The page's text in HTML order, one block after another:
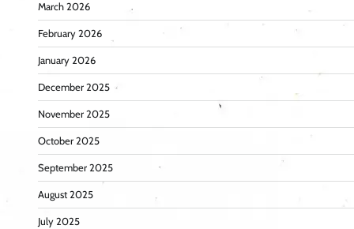
March 2026
February 2026
January 2026
December 2025
November 2025
October 2025
September 2025
August 2025
July 2025